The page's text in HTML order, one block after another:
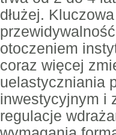
dłużej.
otoczeniem
coraz więcej
uelastyczniania
inwestycyjnym i
regulacje